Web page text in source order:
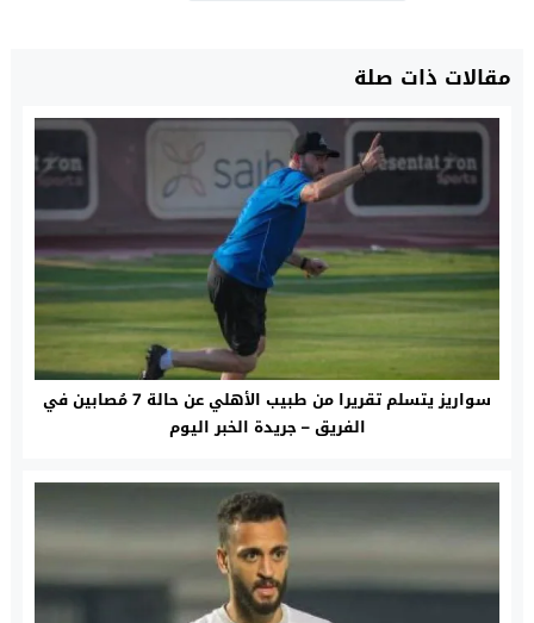
مقالات ذات صلة
سواريز يتسلم تقريرا من طبيب الأهلي عن حالة 7 مُصابين في
الفريق – جريدة الخبر اليوم